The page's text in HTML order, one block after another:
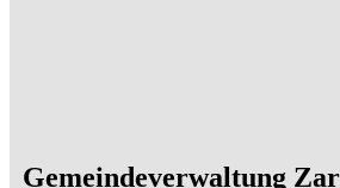
Gemeindeverwaltung